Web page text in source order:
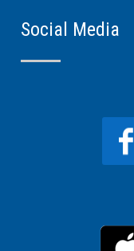
Social Media